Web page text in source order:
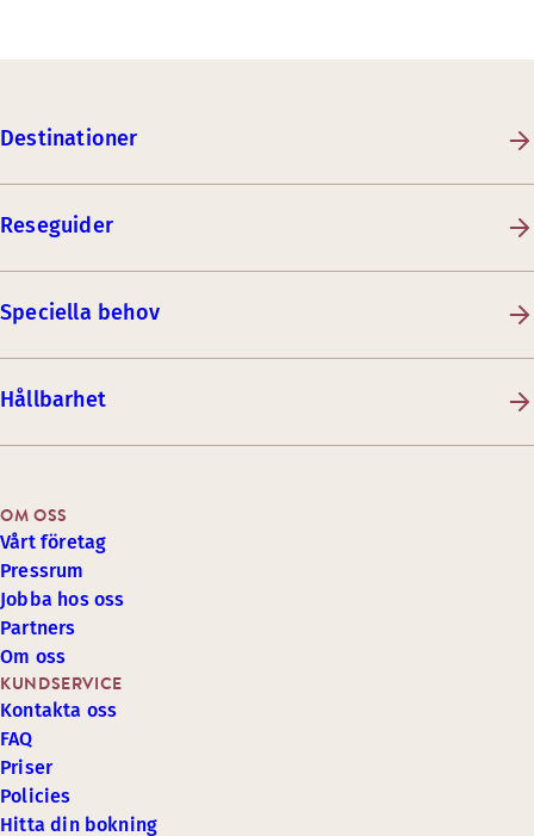
Destinationer
Reseguider
Speciella behov
Hållbarhet
KUNDSERVICE
Kontakta oss
FAQ
Priser
Policies
Hitta din bokning
OM OSS
Vårt företag
Pressrum
Jobba hos oss
Partners
Om oss